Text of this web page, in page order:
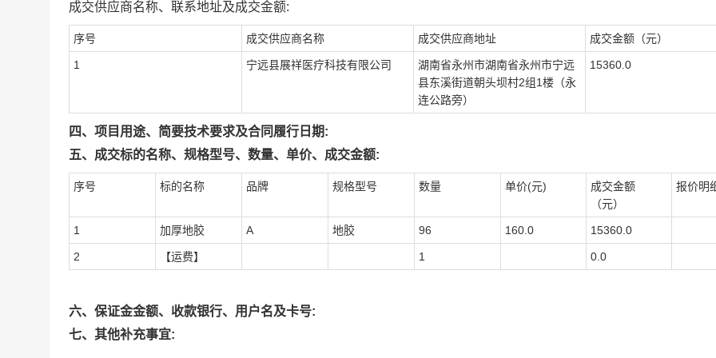
成交供应商名称、联系地址及成交金额:
序号 成交供应商名称 成交供应商地址 成交金额（元）
1 宁远县展祥医疗科技有限公司
湖南省永州市湖南省永州市宁远
县东溪街道朝头坝村2组1楼（永
连公路旁）
15360.0
四、项目用途、简要技术要求及合同履行日期:
五、成交标的名称、规格型号、数量、单价、成交金额:
序号 标的名称 品牌 规格型号 数量 单价(元)
成交金额
（元）
报价明
1 加厚地胶 A 地胶 96 160.0 15360.0
2 【运费】 1 0.0
六、保证金金额、收款银行、用户名及卡号:
七、其他补充事宜: